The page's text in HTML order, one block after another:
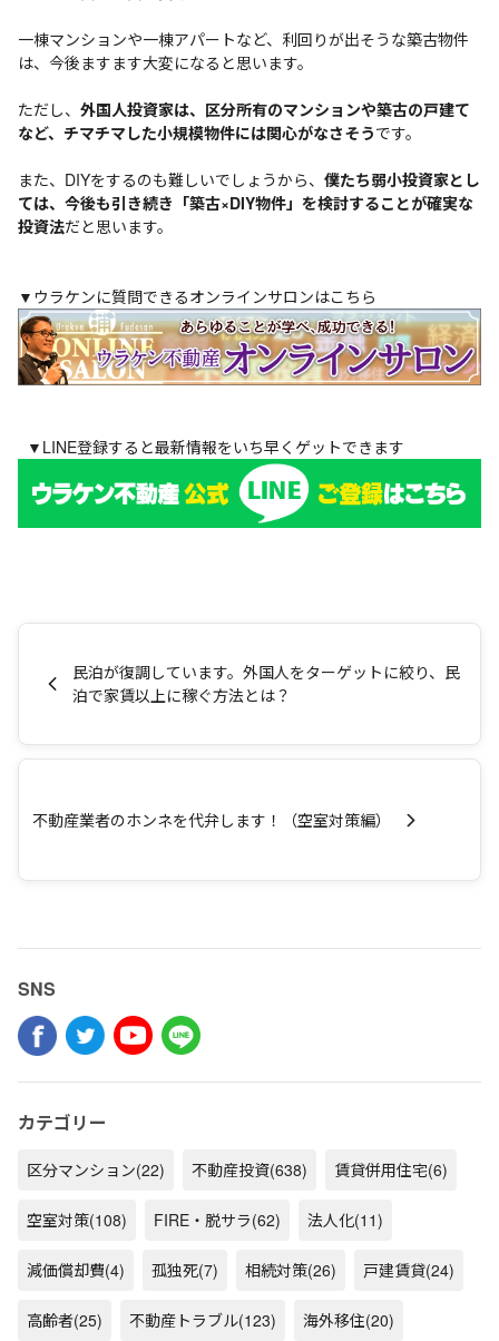
一棟マンションや一棟アパートなど、利回りが出そうな築古物件
は、今後ますます大変になると思います。
ただし、 外国人投資家は、区分所有のマンションや築古の戸建て
など、チマチマした小規模物件には関心がなさそうです。
また、DIYをするのも難しいでしょうから、 僕たち弱小投資家とし
ては、今後も引き続き「築古×DIY物件」を検討することが確実な
投資法だと思います。
▼ウラケンに質問できるオンラインサロンはこちら
▼LINE登録すると最新情報をいち早くゲットできます
民泊が復調しています。外国人をターゲットに絞り、民
泊で家賃以上に稼ぐ方法とは？
不動産業者のホンネを代弁します！（空室対策編）
SNS
カテゴリー
区分マンション(22) 不動産投資(638) 賃貸併用住宅(6)
空室対策(108) FIRE・脱サラ(62) 法人化(11)
減価償却費(4) 孤独死(7) 相続対策(26) 戸建賃貸(24)
高齢者(25) 不動産トラブル(123) 海外移住(20)